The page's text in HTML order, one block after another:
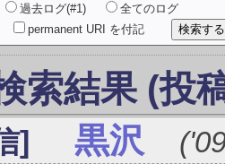
過去ログ(#1)
全てのログ
permanent URI を付記
索結果 (投
] 黒沢 (